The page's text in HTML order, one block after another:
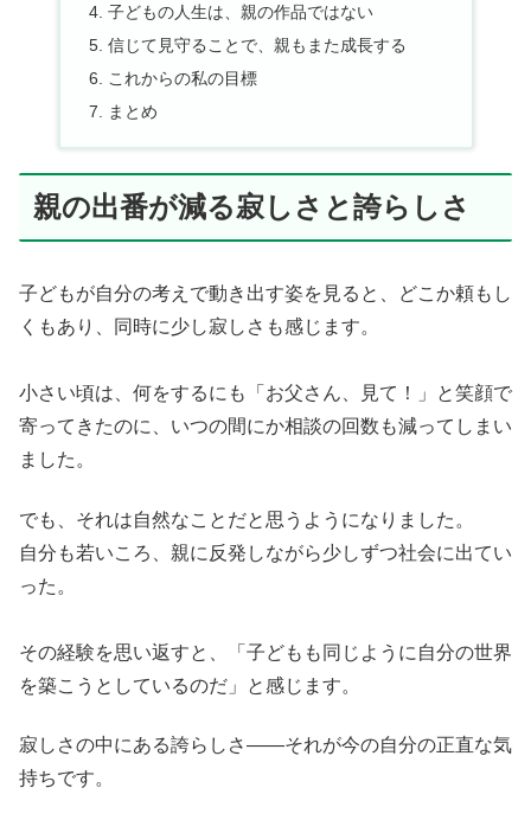
子どもの人生は、親の作品ではない
信じて見守ることで、親もまた成長する
これからの私の目標
まとめ
親の出番が減る寂しさと誇らしさ
子どもが自分の考えで動き出す姿を見ると、どこか頼もし
くもあり、同時に少し寂しさも感じます。
小さい頃は、何をするにも「お父さん、見て！」と笑顔で
寄ってきたのに、いつの間にか相談の回数も減ってしまい
ました。
でも、それは自然なことだと思うようになりました。
自分も若いころ、親に反発しながら少しずつ社会に出てい
った。
その経験を思い返すと、「子どもも同じように自分の世界
を築こうとしているのだ」と感じます。
寂しさの中にある誇らしさ——それが今の自分の正直な気
持ちです。